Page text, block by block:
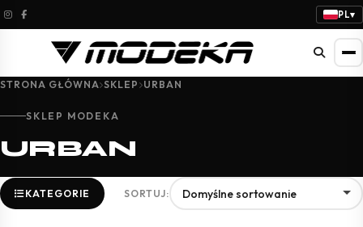
PL▾
STRONA GŁÓWNA SKLEP URBAN
SKLEP MODEKA
URBAN
KATEGORIE SORTUJ: